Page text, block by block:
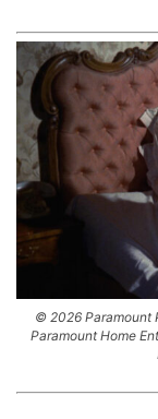
© 2026 Paramount
Paramount Home